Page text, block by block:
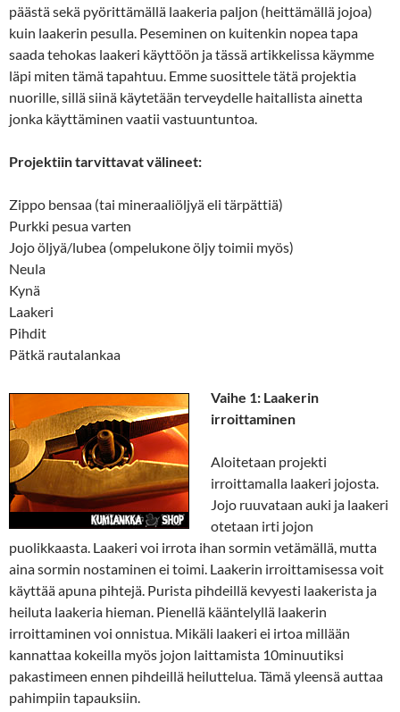
päästä sekä pyörittämällä laakeria paljon (heittämällä jojoa)
kuin laakerin pesulla. Peseminen on kuitenkin nopea tapa
saada tehokas laakeri käyttöön ja tässä artikkelissa käymme
läpi miten tämä tapahtuu. Emme suosittele tätä projektia
nuorille, sillä siinä käytetään terveydelle haitallista ainetta
jonka käyttäminen vaatii vastuuntuntoa.
Projektiin tarvittavat välineet:
Zippo bensaa (tai mineraaliöljyä eli tärpättiä)
Purkki pesua varten
Jojo öljyä/lubea (ompelukone öljy toimii myös)
Neula
Kynä
Laakeri
Pihdit
Pätkä rautalankaa
Vaihe 1: Laakerin
irroittaminen
Aloitetaan projekti
irroittamalla laakeri jojosta.
Jojo ruuvataan auki ja laakeri
otetaan irti jojon
puolikkaasta. Laakeri voi irrota ihan sormin vetämällä, mutta
aina sormin nostaminen ei toimi. Laakerin irroittamisessa voit
käyttää apuna pihtejä. Purista pihdeillä kevyesti laakerista ja
heiluta laakeria hieman. Pienellä kääntelyllä laakerin
irroittaminen voi onnistua. Mikäli laakeri ei irtoa millään
kannattaa kokeilla myös jojon laittamista 10minuutiksi
pakastimeen ennen pihdeillä heiluttelua. Tämä yleensä auttaa
pahimpiin tapauksiin.